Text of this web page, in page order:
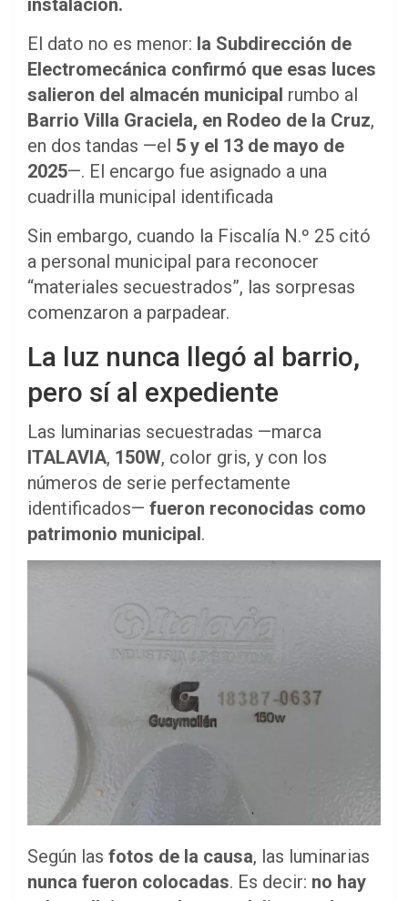
El dato no es menor: la Subdirección de
Electromecánica confirmó que esas luces
salieron del almacén municipal rumbo al
Barrio Villa Graciela, en Rodeo de la Cruz,
en dos tandas —el 5 y el 13 de mayo de
2025—. El encargo fue asignado a una
cuadrilla municipal identificada
Sin embargo, cuando la Fiscalía N.º 25 citó
a personal municipal para reconocer
“materiales secuestrados”, las sorpresas
comenzaron a parpadear.
La luz nunca llegó al barrio,
pero sí al expediente
Las luminarias secuestradas —marca
ITALAVIA, 150W, color gris, y con los
números de serie perfectamente
identificados— fueron reconocidas como
patrimonio municipal.
Según las fotos de la causa, las luminarias
nunca fueron colocadas. Es decir: no hay